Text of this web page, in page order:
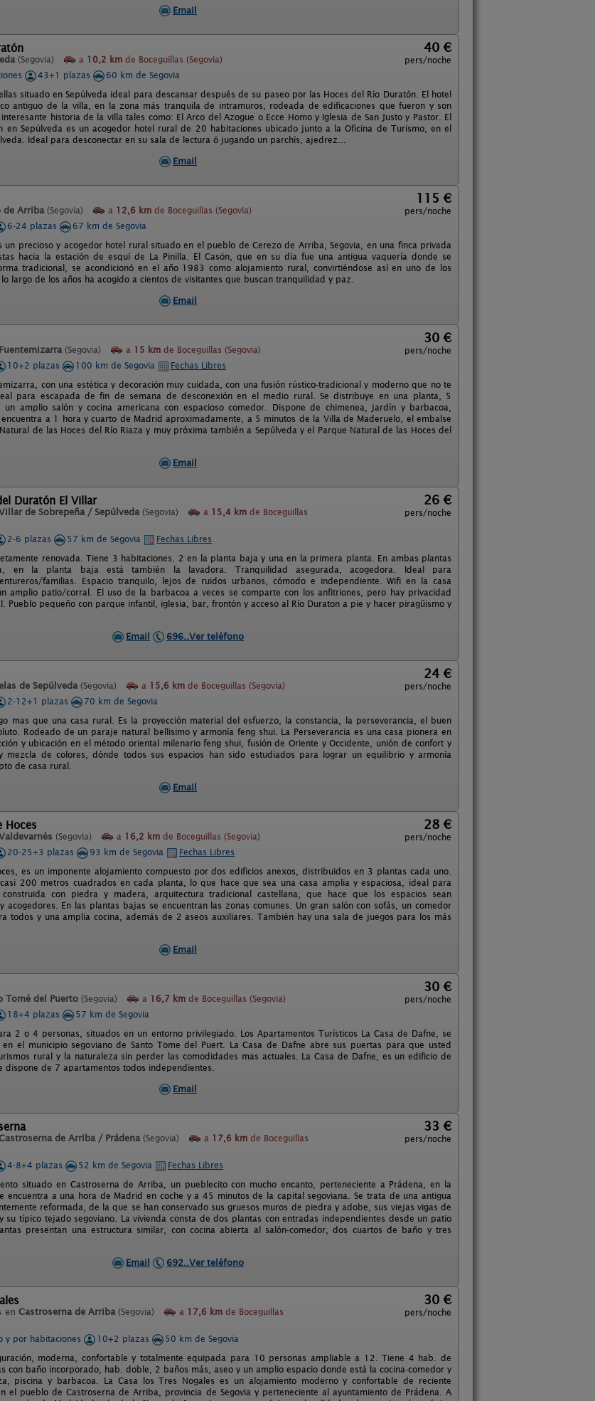
Email
(Segovia) a 10,2 km de Boceguillas (Segovia)
40 €
pers/noche
43+1 plazas
60 km de Segovia
situado en Sepúlveda ideal para descansar después de su paseo por las Hoces del Río Duratón. El hotel
antiguo de la villa, en la zona más tranquila de intramuros, rodeada de edificaciones que fueron y son
historia de la villa tales como: El Arco del Azogue o Ecce Homo y Iglesia de San Justo y Pastor. El
en Sepúlveda es un acogedor hotel rural de 20 habitaciones ubicado junto a la Oficina de Turismo, en el
Ideal para desconectar en su sala de lectura ó jugando un parchís, ajedrez...
Email
de Arriba (Segovia) a 12,6 km de Boceguillas (Segovia)
115 €
pers/noche
6-24 plazas
67 km de Segovia
un precioso y acogedor hotel rural situado en el pueblo de Cerezo de Arriba, Segovia, en una finca privada
hacia la estación de esquí de La Pinilla. El Casón, que en su día fue una antigua vaquería donde se
tradicional, se acondicionó en el año 1983 como alojamiento rural, convirtiéndose así en uno de los
largo de los años ha acogido a cientos de visitantes que buscan tranquilidad y paz.
Email
Fuentemizarra (Segovia) a 15 km de Boceguillas (Segovia)
30 €
pers/noche
10+2 plazas 100 km de Segovia
Fechas Libres
con una estética y decoración muy cuidada, con una fusión rústico-tradicional y moderno que no te
para escapada de fin de semana de desconexión en el medio rural. Se distribuye en una planta, 5
un amplio salón y cocina americana con espacioso comedor. Dispone de chimenea, jardín y barbacoa,
encuentra a 1 hora y cuarto de Madrid aproximadamente, a 5 minutos de la Villa de Maderuelo, el embalse
de las Hoces del Río Riaza y muy próxima también a Sepúlveda y el Parque Natural de las Hoces del
Email
Duratón El Villar
de Sobrepeña / Sepúlveda (Segovia) a 15,4 km de Boceguillas
26 €
pers/noche
2-6 plazas 57 km de Segovia
Fechas Libres
renovada. Tiene 3 habitaciones. 2 en la planta baja y una en la primera planta. En ambas plantas
en la planta baja está también la lavadora. Tranquilidad asegurada, acogedora. Ideal para
familias. Espacio tranquilo, lejos de ruidos urbanos, cómodo e independiente. Wifi en la casa
amplio patio/corral. El uso de la barbacoa a veces se comparte con los anfitriones, pero hay privacidad
Pueblo pequeño con parque infantil, iglesia, bar, frontón y acceso al Río Duraton a pie y hacer piragüismo y
Email
696..Ver teléfono
de Sepúlveda (Segovia) a 15,6 km de Boceguillas (Segovia)
24 €
pers/noche
2-12+1 plazas
70 km de Segovia
mas que una casa rural. Es la proyección material del esfuerzo, la constancia, la perseverancia, el buen
Rodeado de un paraje natural bellisimo y armonía feng shui. La Perseverancia es una casa pionera en
y ubicación en el método oriental milenario feng shui, fusión de Oriente y Occidente, unión de confort y
mezcla de colores, dónde todos sus espacios han sido estudiados para lograr un equilibrio y armonía
de casa rural.
Email
Hoces
(Segovia) a 16,2 km de Boceguillas (Segovia)
28 €
pers/noche
20-25+3 plazas 93 km de Segovia
Fechas Libres
es un imponente alojamiento compuesto por dos edificios anexos, distribuidos en 3 plantas cada uno.
200 metros cuadrados en cada planta, lo que hace que sea una casa amplia y espaciosa, ideal para
con piedra y madera, arquitectura tradicional castellana, que hace que los espacios sean
acogedores. En las plantas bajas se encuentran las zonas comunes. Un gran salón con sofás, un comedor
todos y una amplia cocina, además de 2 aseos auxiliares. También hay una sala de juegos para los más
Email
Tomé del Puerto (Segovia) a 16,7 km de Boceguillas (Segovia)
30 €
pers/noche
18+4 plazas
57 km de Segovia
2 o 4 personas, situados en un entorno privilegiado. Los Apartamentos Turísticos La Casa de Dafne, se
en el municipio segoviano de Santo Tome del Puert. La Casa de Dafne abre sus puertas para que usted
rural y la naturaleza sin perder las comodidades mas actuales. La Casa de Dafne, es un edificio de
dispone de 7 apartamentos todos independientes.
Email
de Arriba / Prádena (Segovia) a 17,6 km de Boceguillas
33 €
pers/noche
4-8+4 plazas 52 km de Segovia
Fechas Libres
situado en Castroserna de Arriba, un pueblecito con mucho encanto, perteneciente a Prádena, en la
encuentra a una hora de Madrid en coche y a 45 minutos de la capital segoviana. Se trata de una antigua
reformada, de la que se han conservado sus gruesos muros de piedra y adobe, sus viejas vigas de
su típico tejado segoviano. La vivienda consta de dos plantas con entradas independientes desde un patio
presentan una estructura similar, con cocina abierta al salón-comedor, dos cuartos de baño y tres
Email
692..Ver teléfono
en Castroserna de Arriba (Segovia) a 17,6 km de Boceguillas
30 €
pers/noche
y por habitaciones 10+2 plazas
50 km de Segovia
moderna, confortable y totalmente equipada para 10 personas ampliable a 12. Tiene 4 hab. de
con baño incorporado, hab. doble, 2 baños más, aseo y un amplio espacio donde está la cocina-comedor y
piscina y barbacoa. La Casa los Tres Nogales es un alojamiento moderno y confortable de reciente
el pueblo de Castroserna de Arriba, provincia de Segovia y perteneciente al ayuntamiento de Prádena. A